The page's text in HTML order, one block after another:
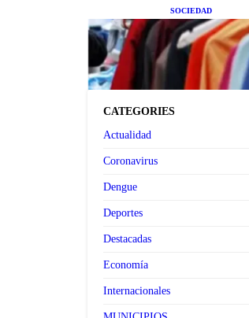
SOCIEDAD
Las grandes
se suman a la
ropa de
premium
CATEGORIES
Actualidad
Coronavirus
Dengue
Deportes
Destacadas
Economía
Internacionales